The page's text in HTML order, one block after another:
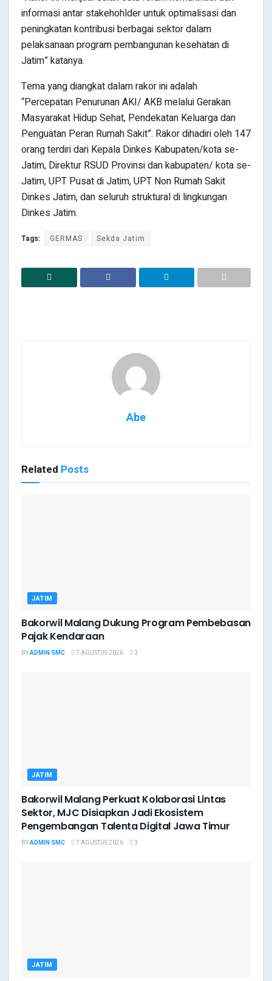
informasi antar stakehohlder untuk optimalisasi dan
peningkatan kontribusi berbagai sektor dalam
pelaksanaan program pembangunan kesehatan di
Jatim” katanya.
Tema yang diangkat dalam rakor ini adalah
“Percepatan Penurunan AKI/ AKB melalui Gerakan
Masyarakat Hidup Sehat, Pendekatan Keluarga dan
Penguatan Peran Rumah Sakit”. Rakor dihadiri oleh 147
orang terdiri dari Kepala Dinkes Kabupaten/kota se-
Jatim, Direktur RSUD Provinsi dan kabupaten/ kota se-
Jatim, UPT Pusat di Jatim, UPT Non Rumah Sakit
Dinkes Jatim, dan seluruh struktural di lingkungan
Dinkes Jatim.
Tags: GERMAS Sekda Jatim
Abe
Related Posts
JATIM
Bakorwil Malang Dukung Program Pembebasan
Pajak Kendaraan
BYADMIN SMC 7 AGUSTUS 2026 3
JATIM
Bakorwil Malang Perkuat Kolaborasi Lintas
Sektor, MJC Disiapkan Jadi Ekosistem
Pengembangan Talenta Digital Jawa Timur
BYADMIN SMC 7 AGUSTUS 2026 3
JATIM